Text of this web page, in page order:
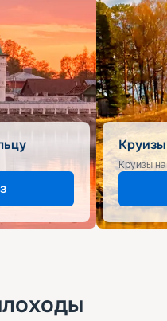
Круизы